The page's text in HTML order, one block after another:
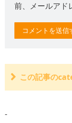
前、メールアド
この記事の
-